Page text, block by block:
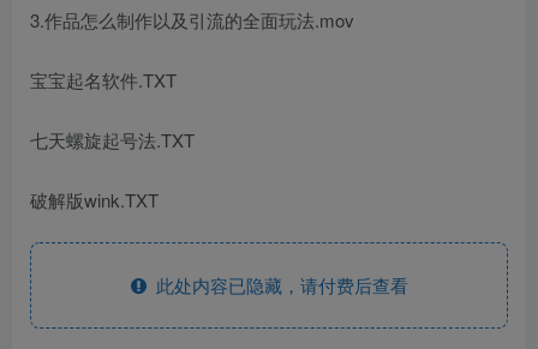
3.作品怎么制作以及引流的全面玩法.mov
宝宝起名软件.TXT
七天螺旋起号法.TXT
破解版wink.TXT
此处内容已隐藏，请付费后查看